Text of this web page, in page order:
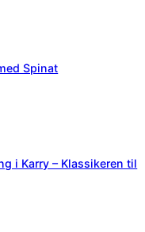
Spinat
i Karry – Klassikeren til